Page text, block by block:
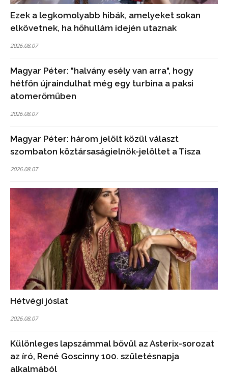
Ezek a legkomolyabb hibák, amelyeket sokan
elkövetnek, ha hőhullám idején utaznak
2026.08.07
Magyar Péter: "halvány esély van arra", hogy
hétfőn újraindulhat még egy turbina a paksi
atomerőműben
2026.08.07
Magyar Péter: három jelölt közül választ
szombaton köztársaságielnök-jelöltet a Tisza
2026.08.07
Hétvégi jóslat
2026.08.07
Különleges lapszámmal bővül az Asterix-sorozat
az író, René Goscinny 100. születésnapja
alkalmából